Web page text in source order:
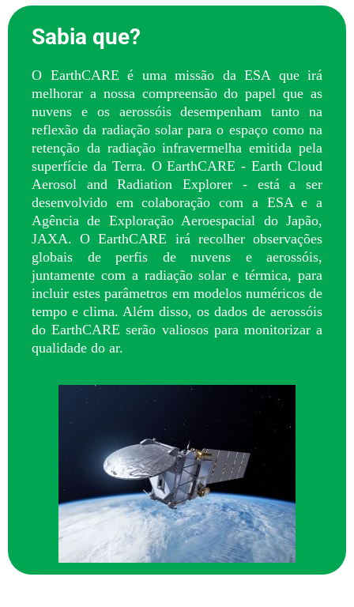
Sabia que?
O EarthCARE é uma missão da ESA que irá
melhorar a nossa compreensão do papel que as
nuvens e os aerossóis desempenham tanto na
reflexão da radiação solar para o espaço como na
retenção da radiação infravermelha emitida pela
superfície da Terra. O EarthCARE - Earth Cloud
Aerosol and Radiation Explorer - está a ser
desenvolvido em colaboração com a ESA e a
Agência de Exploração Aeroespacial do Japão,
JAXA. O EarthCARE irá recolher observações
globais de perfis de nuvens e aerossóis,
juntamente com a radiação solar e térmica, para
incluir estes parâmetros em modelos numéricos de
tempo e clima. Além disso, os dados de aerossóis
do EarthCARE serão valiosos para monitorizar a
qualidade do ar.